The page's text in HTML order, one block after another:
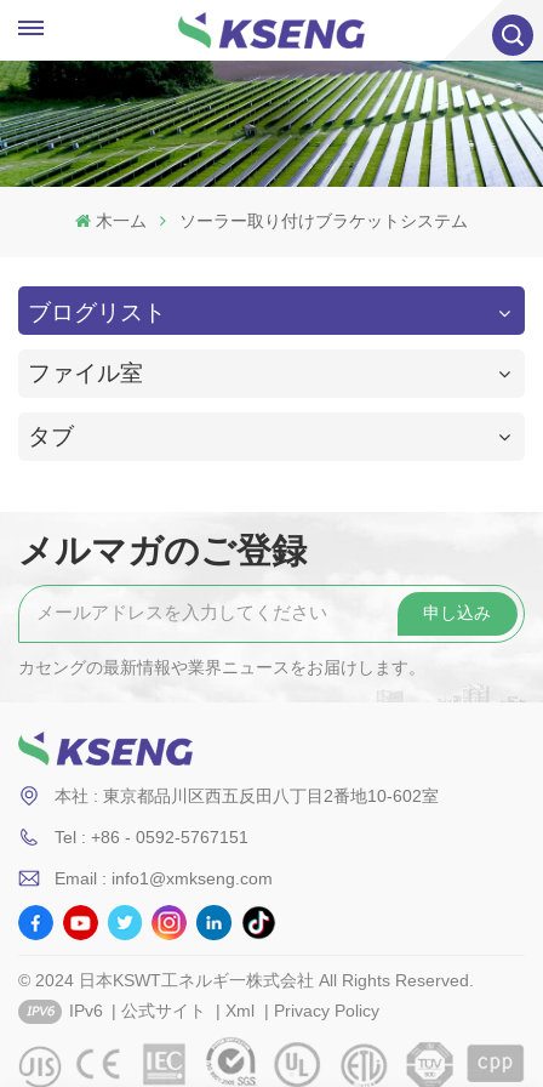
木一ム ソーラー取り付けブラケットシステム
ブログリスト
ファイル室
タブ
メルマガのご登録
カセングの最新情報や業界ニュースをお届けします。
本社 : 東京都品川区西五反田八丁目2番地10-602室
Tel : +86 - 0592-5767151
Email : info1@xmkseng.com
© 2024 日本KSWT工ネルギ一株式会社 All Rights Reserved.
IPv6 | 公式サイト | Xml | Privacy Policy